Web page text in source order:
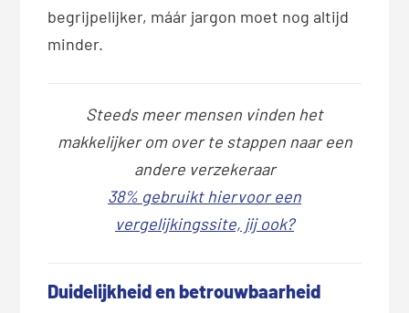
begrijpelijker, máár jargon moet nog altijd
minder.
Steeds meer mensen vinden het
makkelijker om over te stappen naar een
andere verzekeraar
38% gebruikt hiervoor een
vergelijkingssite, jij ook?
Duidelijkheid en betrouwbaarheid